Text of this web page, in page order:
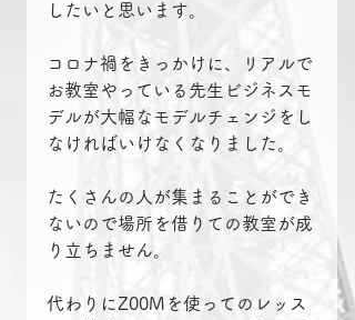
したいと思います。
コロナ禍をきっかけに、リアルで
お教室やっている先生ビジネスモ
デルが大幅なモデルチェンジをし
なければいけなくなりました。
たくさんの人が集まることができ
ないので場所を借りての教室が成
り立ちません。
代わりにZ00Mを使ってのレッス